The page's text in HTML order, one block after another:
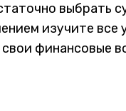
выбрать
изучите все
финансовые